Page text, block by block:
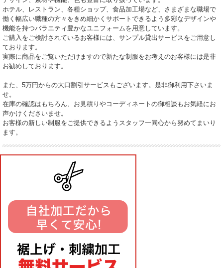
ホテル、レストラン、各種ショップ、食品加工場など、さまざまな職場で
働く幅広い職種の方々をきめ細かくサポートできるよう多彩なデザインや
機能を持つバラエティ豊かなユニフォームを用意しています。
ご購入をご検討されているお客様には、サンプル貸出サービスをご用意し
ております。
実際に商品をご覧いただけますので新たな制服をお考えのお客様には是非
お勧めしております。
また、5万円からの大口割引サービスもございます。是非御利用下さいま
せ。
在庫の確認はもちろん、お見積りやコーディネートの御相談もお気軽にお
声かけくださいませ。
お客様の新しい制服をご提供できるようスタッフ一同心から努めてまいり
ます。